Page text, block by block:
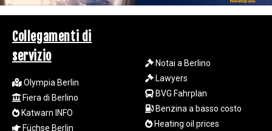
MYR 4.714415
1572.438973
NIO 42.484154
NOK 10.977222
NPR 175.800197
NZD 1.962346
OMR 0.443084
Collegamenti di
servizio
Olympia Berlin
Fiera di Berlino
Katwarn INFO
Füchse Berlin
Notai a Berlino
Lawyers
BVG Fahrplan
Benzina a basso costo
Heating oil prices